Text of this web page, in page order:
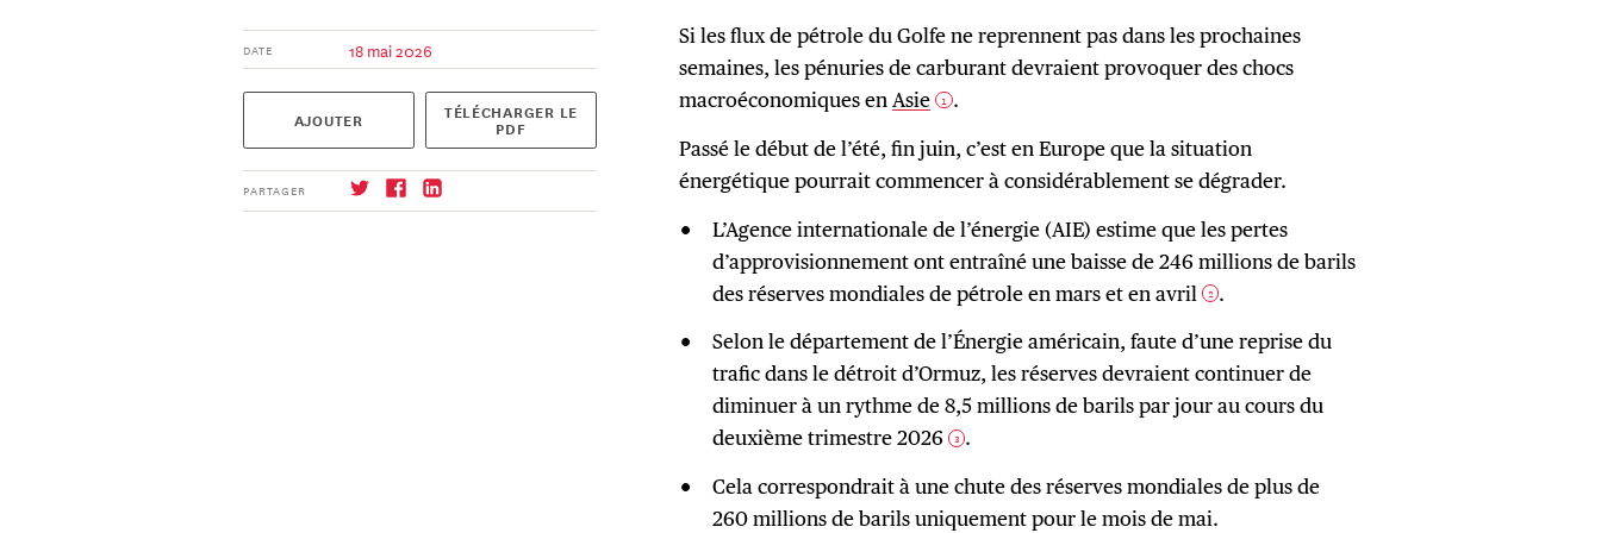
DATE 18 mai 2026
AJOUTER TÉLÉCHARGER LE
PDF
PARTAGER
Si les flux de pétrole du Golfe ne reprennent pas dans les prochaines
semaines, les pénuries de carburant devraient provoquer des chocs
macroéconomiques en Asie 1 .
Passé le début de l’été, fin juin, c’est en Europe que la situation
énergétique pourrait commencer à considérablement se dégrader.
L’Agence internationale de l’énergie (AIE) estime que les pertes
d’approvisionnement ont entraîné une baisse de 246 millions de barils
des réserves mondiales de pétrole en mars et en avril
2 .
Selon le département de l’Énergie américain, faute d’une reprise du
trafic dans le détroit d’Ormuz, les réserves devraient continuer de
diminuer à un rythme de 8,5 millions de barils par jour au cours du
deuxième trimestre 2026
3 .
Cela correspondrait à une chute des réserves mondiales de plus de
260 millions de barils uniquement pour le mois de mai.